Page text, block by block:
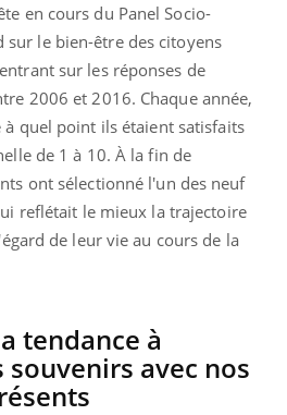
en cours du Panel Socio-
sur le bien-être des citoyens
sur les réponses de
2006 et 2016. Chaque année,
à quel point ils étaient satisfaits
de 1 à 10. À la fin de
ont sélectionné l'un des neuf
reflétait le mieux la trajectoire
de leur vie au cours de la
tendance à
souvenirs avec nos